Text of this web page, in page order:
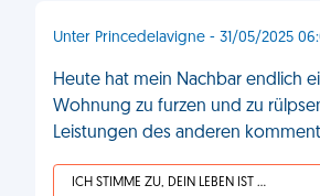
Unter Princedelavigne - 31/05/2025
Heute hat mein Nachbar endlich
Wohnung zu furzen und zu
Leistungen des anderen
ICH STIMME ZU, DEIN LEBEN IST SCHEISSE